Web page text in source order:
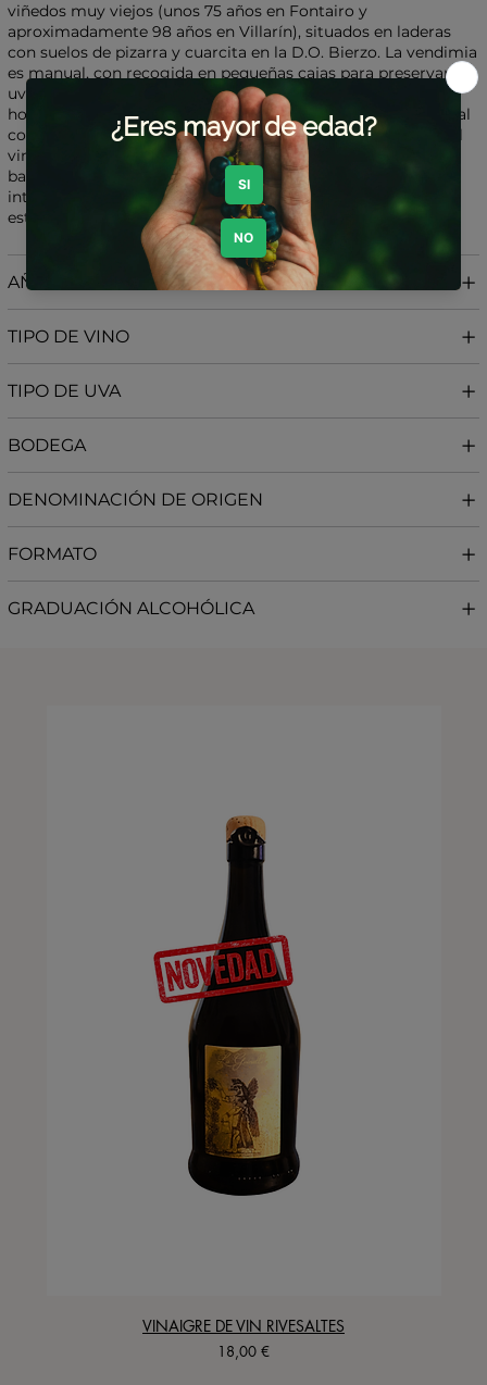
viñedos muy viejos (unos 75 años en Fontairo y
aproximadamente 98 años en Villarín), situados en laderas
con suelos de pizarra y cuarcita en la D.O. Bierzo. La vendimia
es manual, con recogida en pequeñas cajas para preservar la
uva. Se fermenta de forma espontánea en depósitos de
hormigón, incorporando una fermentación carbónica parcial
con raspón en un fermentador separado. Posteriormente, el
vino envejece durante 9 meses en hormigón (70 %) y en
barricas usadas de roble francés (30 %), con mínima
intervención, bajo SO₂ controlado y un embotellado sin
estabilización, ni clarificación ni filtración.
AÑADA
TIPO DE VINO
TIPO DE UVA
BODEGA
DENOMINACIÓN DE ORIGEN
FORMATO
GRADUACIÓN ALCOHÓLICA
VINAIGRE DE VIN RIVESALTES
Precio
18,00 €